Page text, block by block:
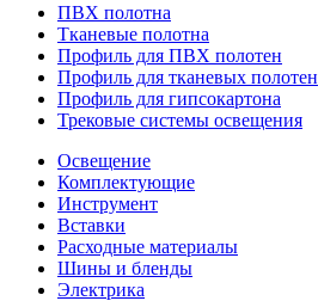
ПВХ полотна
Тканевые полотна
Профиль для ПВХ полотен
Профиль для тканевых полотен
Профиль для гипсокартона
Трековые системы освещения
Освещение
Комплектующие
Инструмент
Вставки
Расходные материалы
Шины и бленды
Электрика